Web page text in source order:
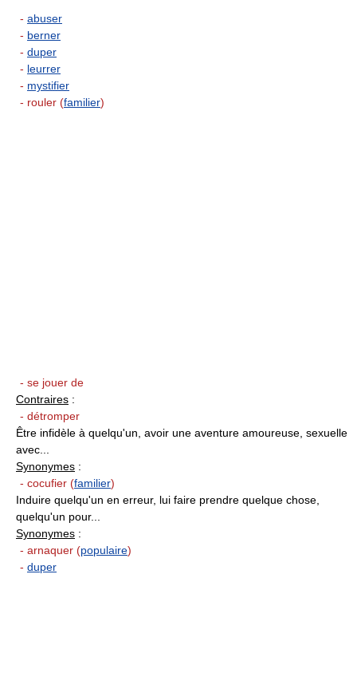
- abuser
- berner
- duper
- leurrer
- mystifier
- rouler (familier)
- se jouer de
Contraires :
- détromper
Être infidèle à quelqu'un, avoir une aventure amoureuse, sexuelle
avec...
Synonymes :
- cocufier (familier)
Induire quelqu'un en erreur, lui faire prendre quelque chose,
quelqu'un pour...
Synonymes :
- arnaquer (populaire)
- duper